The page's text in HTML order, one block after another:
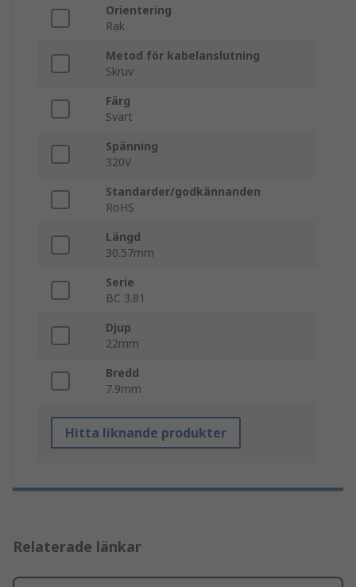
Orientering
Rak
Metod för kabelanslutning
Skruv
Färg
Svart
Spänning
320V
Standarder/godkännanden
RoHS
Längd
30.57mm
Serie
BC 3.81
Djup
22mm
Bredd
7.9mm
Hitta liknande produkter
Relaterade länkar